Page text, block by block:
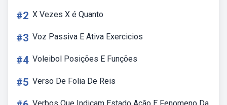
#2 X Vezes X é Quanto
#3 Voz Passiva E Ativa Exercicios
#4 Voleibol Posições E Funções
#5 Verso De Folia De Reis